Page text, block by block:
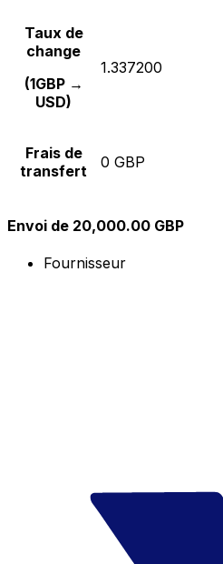
Taux de
change
(1GBP →
USD)
1.337200
Frais de
transfert
0 GBP
Envoi de 20,000.00 GBP
Fournisseur